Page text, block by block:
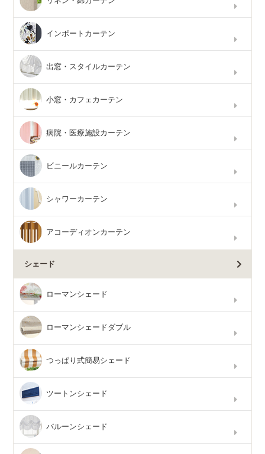
インポートカーテン
出窓・スタイルカーテン
小窓・カフェカーテン
病院・医療施設カーテン
ビニールカーテン
シャワーカーテン
アコーディオンカーテン
シェード
ローマンシェード
ローマンシェードダブル
つっぱり式簡易シェード
ツートンシェード
バルーンシェード